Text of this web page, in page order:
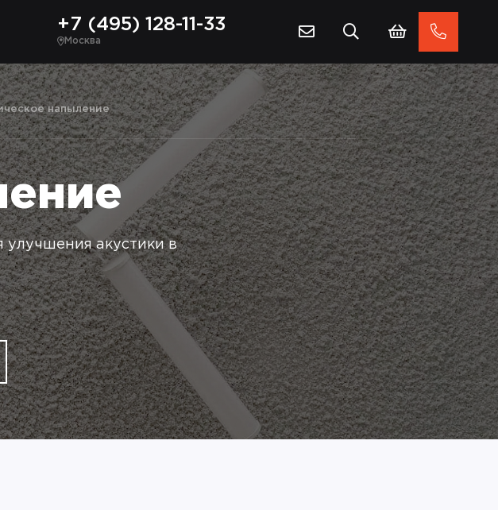
+7 (495) 128-11-33
Москва
напыление
улучшения акустики в